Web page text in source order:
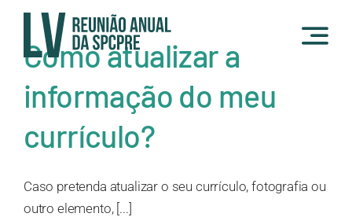
contentComo atualizar a
informação do meu
currículo?
Caso pretenda atualizar o seu currículo, fotografia ou
outro elemento, [...]